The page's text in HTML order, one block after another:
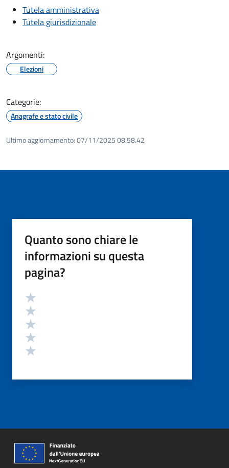
Tutela amministrativa
Tutela giurisdizionale
Argomenti:
Elezioni
Categorie:
Anagrafe e stato civile
Ultimo aggiornamento:07/11/2025 08:58.42
Quanto sono chiare le
informazioni su questa
pagina?
Valutazione